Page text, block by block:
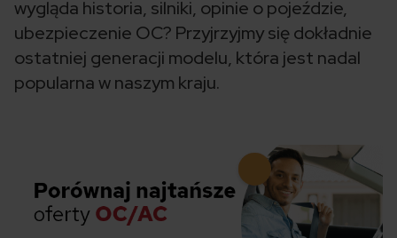
wygląda historia, silniki, opinie o pojeździe,
ubezpieczenie OC? Przyjrzyjmy się dokładnie
ostatniej generacji modelu, która jest nadal
popularna w naszym kraju.